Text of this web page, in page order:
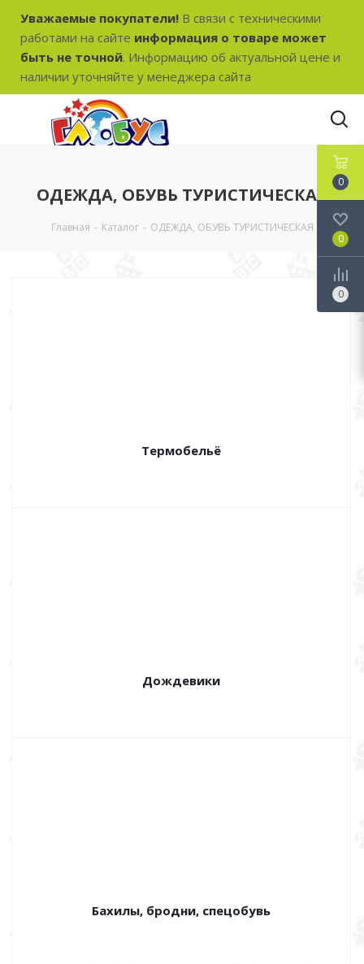
Уважаемые покупатели! В связи с техническими
работами на сайте информация о товаре может
быть не точной. Информацию об актуальной цене и
наличии уточняйте у менеджера сайта
ОДЕЖДА, ОБУВЬ ТУРИСТИЧЕСКАЯ
Главная - Каталог - ОДЕЖДА, ОБУВЬ ТУРИСТИЧЕСКАЯ
Термобельё
Дождевики
Бахилы, бродни, спецобувь
0
0
0